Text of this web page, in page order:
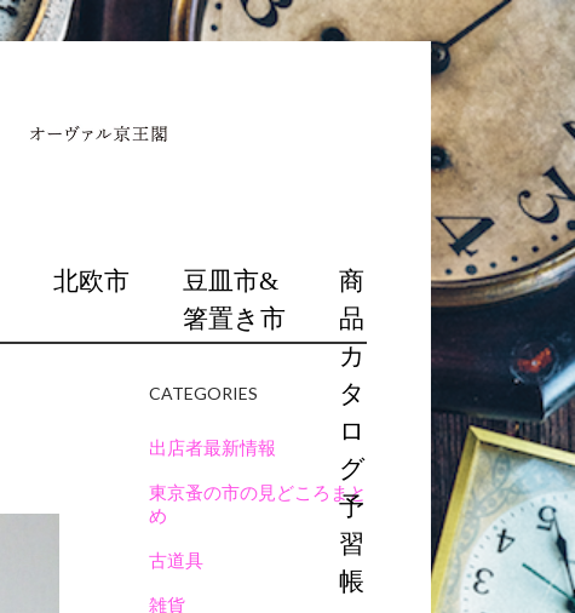
北欧市
豆皿市&
箸置き市
商
品
カ
タ
ロ
グ
予
習
帳
CATEGORIES
出店者最新情報
東京蚤の市の見どころまと
め
古道具
雑貨